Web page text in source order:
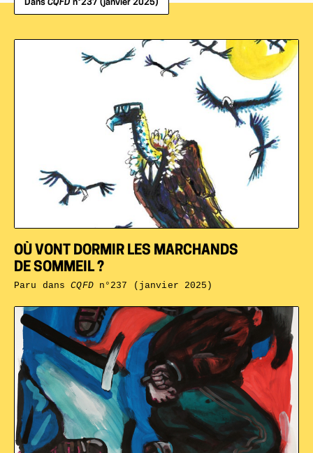
Dans CQFD n°237 (janvier 2025)
OÙ VONT DORMIR LES MARCHANDS
DE SOMMEIL ?
Paru dansCQFDn°237 (janvier 2025)